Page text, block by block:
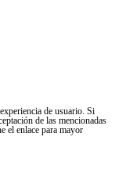
de usuario. Si
de las mencionadas
el enlace para mayor